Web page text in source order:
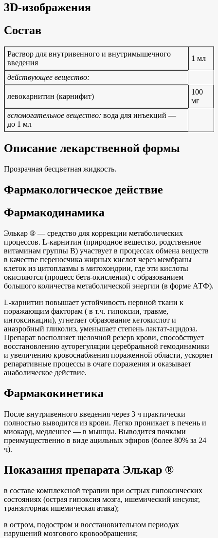
3D-изображения
Состав
Раствор для внутривенного и внутримышечного
введения
1 мл
действующее вещество:
левокарнитин (карнифит)
100
мг
вспомогательное вещество: вода для инъекций —
до 1 мл
Описание лекарственной формы
Прозрачная бесцветная жидкость.
Фармакологическое действие
Фармакодинамика
Элькар ® — средство для коррекции метаболических
процессов. L-карнитин (природное вещество, родственное
витаминам группы В) участвует в процессах обмена веществ
в качестве переносчика жирных кислот через мембраны
клеток из цитоплазмы в митохондрии, где эти кислоты
окисляются (процесс бета-окисления) с образованием
большого количества метаболической энергии (в форме АТФ).
L-карнитин повышает устойчивость нервной ткани к
поражающим факторам ( в т.ч. гипоксии, травме,
интоксикации), угнетает образование кетокислот и
анаэробный гликолиз, уменьшает степень лактат-ацидоза.
Препарат восполняет щелочной резерв крови, способствует
восстановлению ауторегуляции церебральной гемодинамики
и увеличению кровоснабжения пораженной области, ускоряет
репаративные процессы в очаге поражения и оказывает
анаболическое действие.
Фармакокинетика
После внутривенного введения через 3 ч практически
полностью выводится из крови. Легко проникает в печень и
миокард, медленнее — в мышцы. Выводится почками
преимущественно в виде ацильных эфиров (более 80% за 24
ч).
Показания препарата Элькар ®
в составе комплексной терапии при острых гипоксических
состояниях (острая гипоксия мозга, ишемический инсульт,
транзиторная ишемическая атака);
в остром, подостром и восстановительном периодах
нарушений мозгового кровообращения;